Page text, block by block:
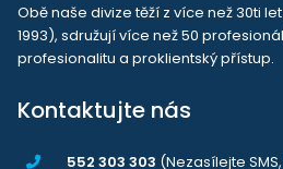
Obě naše divize těží z více než 30ti
1993), sdružují více než 50
profesionalitu a proklientský přístup.
Kontaktujte nás
552 303 303 (Nezasílejte